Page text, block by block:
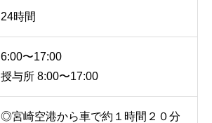
24時間
6:00〜17:00
授与所 8:00〜17:00
◎宮崎空港から車で約１時間２０分